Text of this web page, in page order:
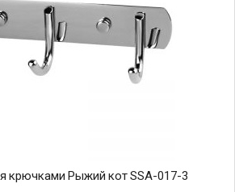
крючками Рыжий кот SSA-017-3